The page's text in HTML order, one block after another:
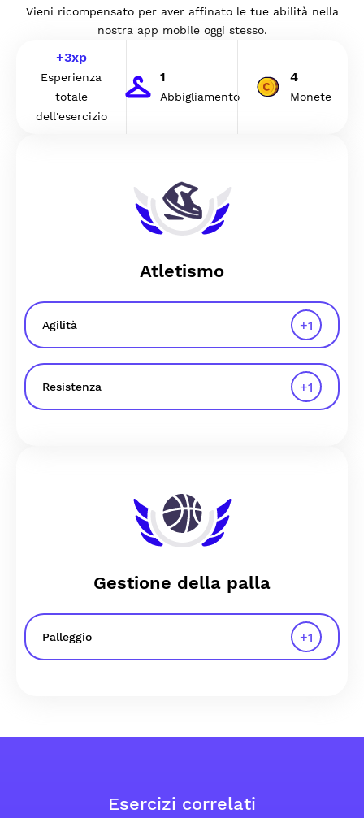
Vieni ricompensato per aver affinato le tue abilità nella
nostra app mobile oggi stesso.
+3xp
Esperienza
totale
dell'esercizio
1
Abbigliamento
4
Monete
Atletismo
Agilità +1
Resistenza +1
Gestione della palla
Palleggio +1
Esercizi correlati